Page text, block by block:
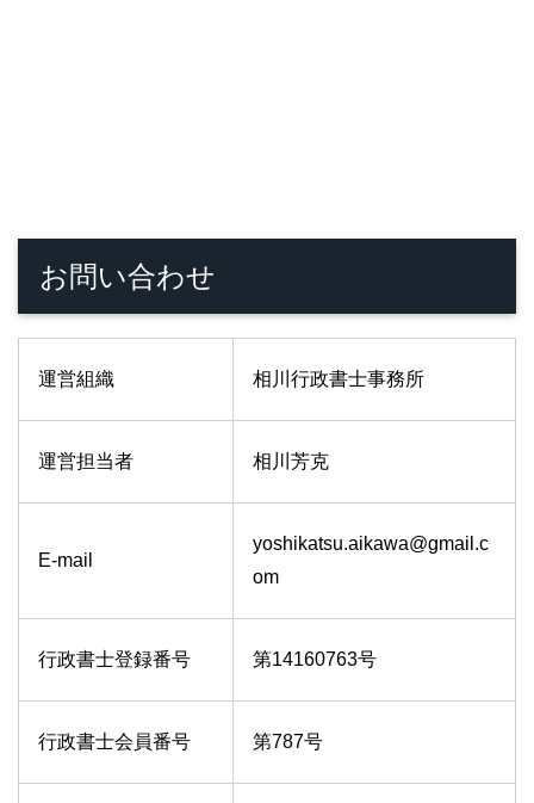
お問い合わせ
運営組織 相川行政書士事務所
運営担当者 相川芳克
E-mail
yoshikatsu.aikawa@gmail.c
om
行政書士登録番号 第14160763号
行政書士会員番号 第787号